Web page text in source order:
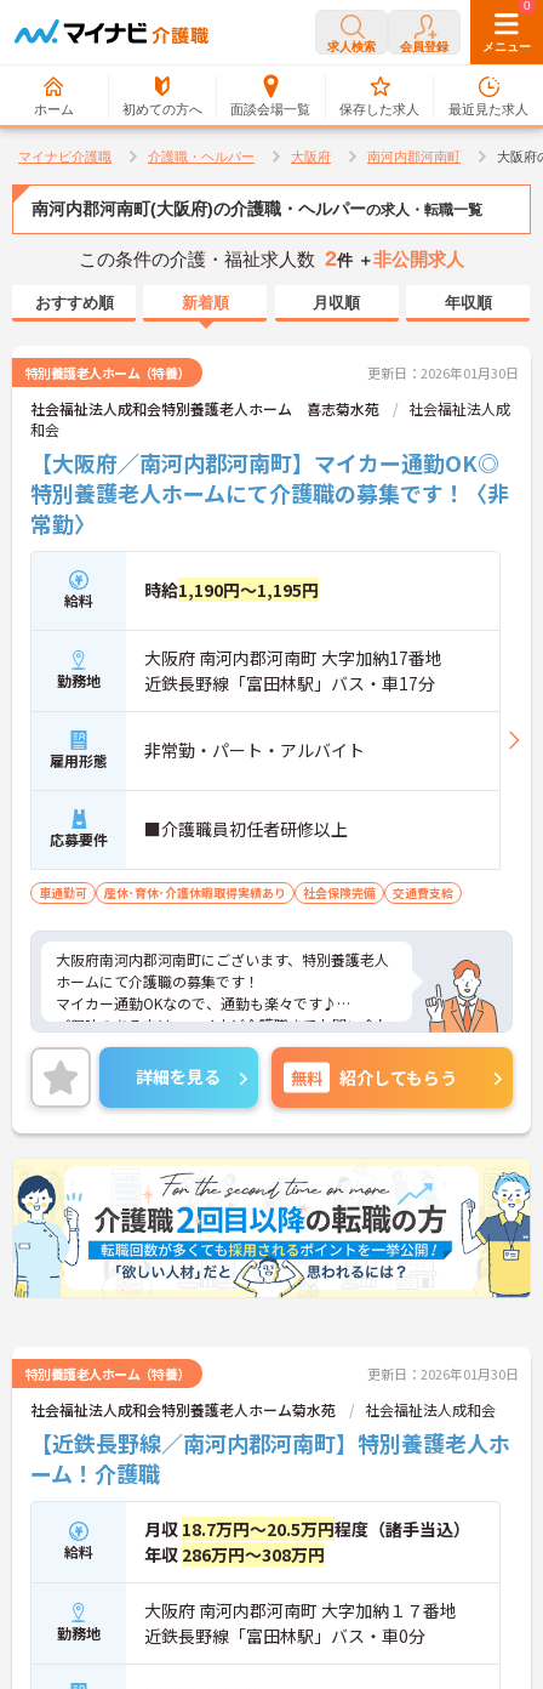
求人検索 会員登録 メニュー
ホーム 初めての方へ 面談会場一覧
0
保存した求人
0
最近見た求人
マイナビ介護職 介護職・ヘルパー 大阪府 南河内郡河南町 大阪府
南河内郡河南町(大阪府)の介護職・ヘルパーの求人・転職一覧
この条件の介護・福祉求人数 2件 ＋非公開求人
おすすめ順 新着順 月収順 年収順
特別養護老人ホーム（特養） 更新日：2026年01月30日
社会福祉法人成和会特別養護老人ホーム 喜志菊水苑
社会福祉法人成
和会
【大阪府／南河内郡河南町】マイカー通勤OK◎
特別養護老人ホームにて介護職の募集です！〈非
常勤〉
給料 時給1,190円～1,195円
勤務地
大阪府 南河内郡河南町 大字加納17番地
近鉄長野線「富田林駅」バス・車17分
雇用形態 非常勤・パート・アルバイト
応募要件 ■介護職員初任者研修以上
車通勤可 産休･育休･介護休暇取得実績あり 社会保険完備 交通費支給
大阪府南河内郡河南町にございます、特別養護老人
ホームにて介護職の募集です！
マイカー通勤OKなので、通勤も楽々です♪
ご興味のある方は、マイナビ介護職までお問い合わ
せください。
詳細を見る 無料 紹介してもらう
特別養護老人ホーム（特養） 更新日：2026年01月30日
社会福祉法人成和会特別養護老人ホーム菊水苑 社会福祉法人成和会
【近鉄長野線／南河内郡河南町】特別養護老人ホ
ーム！介護職
給料
月収 18.7万円～20.5万円程度（諸手当込）
年収 286万円～308万円
勤務地
大阪府 南河内郡河南町 大字加納１７番地
近鉄長野線「富田林駅」バス・車0分